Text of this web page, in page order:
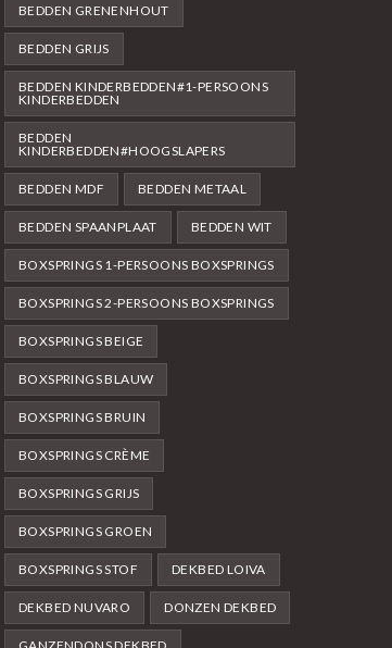
BEDDEN GRENENHOUT
BEDDEN GRIJS
BEDDEN KINDERBEDDEN#1-PERSOONS
KINDERBEDDEN
BEDDEN
KINDERBEDDEN#HOOGSLAPERS
BEDDEN MDF BEDDEN METAAL
BEDDEN SPAANPLAAT BEDDEN WIT
BOXSPRINGS 1-PERSOONS BOXSPRINGS
BOXSPRINGS 2-PERSOONS BOXSPRINGS
BOXSPRINGS BEIGE
BOXSPRINGS BLAUW
BOXSPRINGS BRUIN
BOXSPRINGS CRÈME
BOXSPRINGS GRIJS
BOXSPRINGS GROEN
BOXSPRINGS STOF DEKBED LOIVA
DEKBED NUVARO DONZEN DEKBED
GANZENDONS DEKBED